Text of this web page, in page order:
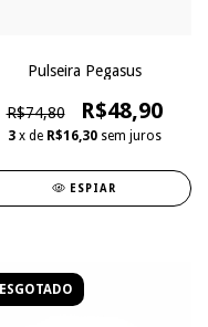
Pulseira Pegasus
R$74,80 R$48,90
3 x de R$16,30 sem juros
ESPIAR
ESGOTADO